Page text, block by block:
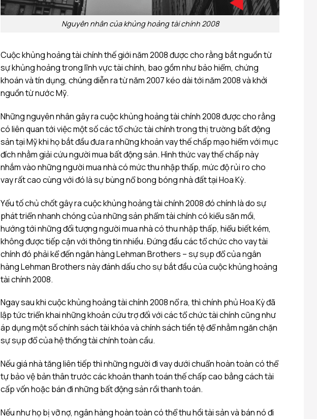
Nguyên nhân của khủng hoảng tài chính 2008
Cuộc khủng hoảng tài chính thế giới năm 2008 được cho rằng bắt nguồn từ
sự khủng hoảng trong lĩnh vực tài chính, bao gồm như bảo hiểm, chứng
khoán và tín dụng, chúng diễn ra từ năm 2007 kéo dài tới năm 2008 và khởi
nguồn từ nước Mỹ.
Những nguyên nhân gây ra cuộc khủng hoảng tài chính 2008 được cho rằng
có liên quan tới việc một số các tổ chức tài chính trong thị trường bất động
sản tại Mỹ khi họ bắt đầu đưa ra những khoản vay thế chấp mạo hiểm với mục
đích nhằm giải cứu người mua bất động sản. Hình thức vay thế chấp này
nhắm vào những người mua nhà có mức thu nhập thấp, mức độ rủi ro cho
vay rất cao cùng với đó là sự bùng nổ bong bóng nhà đất tại Hoa Kỳ.
Yếu tố chủ chốt gây ra cuộc khủng hoảng tài chính 2008 đó chính là do sự
phát triển nhanh chóng của những sản phẩm tài chính có kiểu săn mồi,
hướng tới những đối tượng người mua nhà có thu nhập thấp, hiểu biết kém,
không được tiếp cận với thông tin nhiều. Đứng đầu các tổ chức cho vay tài
chính đó phải kể đến ngân hàng Lehman Brothers – sự sụp đổ của ngân
hàng Lehman Brothers này đánh dấu cho sự bắt đầu của cuộc khủng hoảng
tài chính 2008.
Ngay sau khi cuộc khủng hoảng tài chính 2008 nổ ra, thì chính phủ Hoa Kỳ đã
lập tức triển khai những khoản cứu trợ đối với các tổ chức tài chính cũng như
áp dụng một số chính sách tài khóa và chính sách tiền tệ để nhằm ngăn chặn
sự sụp đổ của hệ thống tài chính toàn cầu.
Nếu giá nhà tăng liên tiếp thì những người đi vay dưới chuẩn hoàn toàn có thể
tự bảo vệ bản thân trước các khoản thanh toán thế chấp cao bằng cách tài
cấp vốn hoặc bán đi những bất động sản rồi thanh toán.
Nếu như họ bị vỡ nợ, ngân hàng hoàn toàn có thể thu hồi tài sản và bán nó đi